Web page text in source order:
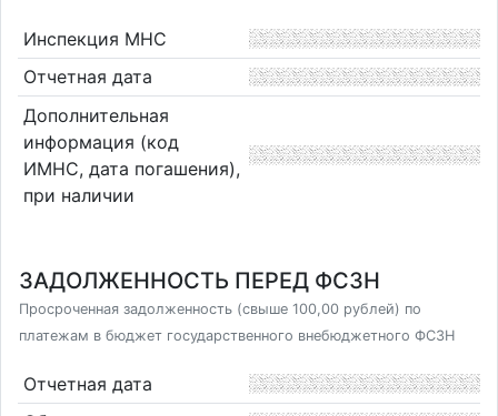
Инспекция МНС
Отчетная дата
Дополнительная
информация (код
ИМНС, дата погашения),
при наличии
ЗАДОЛЖЕННОСТЬ ПЕРЕД ФСЗН
Просроченная задолженность (свыше 100,00 рублей) по
платежам в бюджет государственного внебюджетного ФСЗН
Отчетная дата